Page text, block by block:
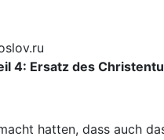
4: Ersatz des
hatten, dass auch